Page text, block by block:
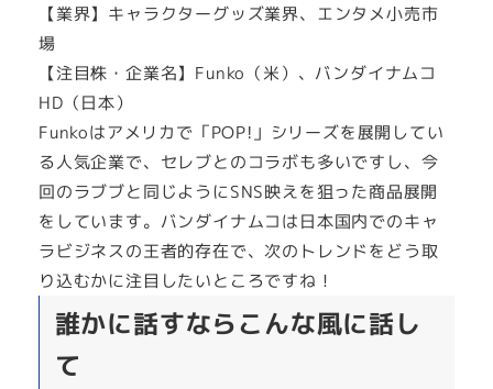
【業界】キャラクターグッズ業界、エンタメ小売市
場
【注目株・企業名】Funko（米）、バンダイナムコ
HD（日本）
Funkoはアメリカで「POP!」シリーズを展開してい
る人気企業で、セレブとのコラボも多いですし、今
回のラブブと同じようにSNS映えを狙った商品展開
をしています。バンダイナムコは日本国内でのキャ
ラビジネスの王者的存在で、次のトレンドをどう取
り込むかに注目したいところですね！
誰かに話すならこんな風に話し
て